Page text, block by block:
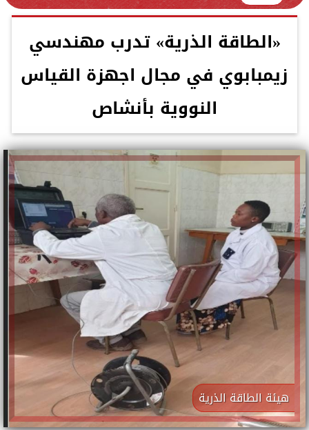
«الطاقة الذرية» تدرب مهندسي
زيمبابوي في مجال اجهزة القياس
النووية بأنشاص
هيئة الطاقة الذرية